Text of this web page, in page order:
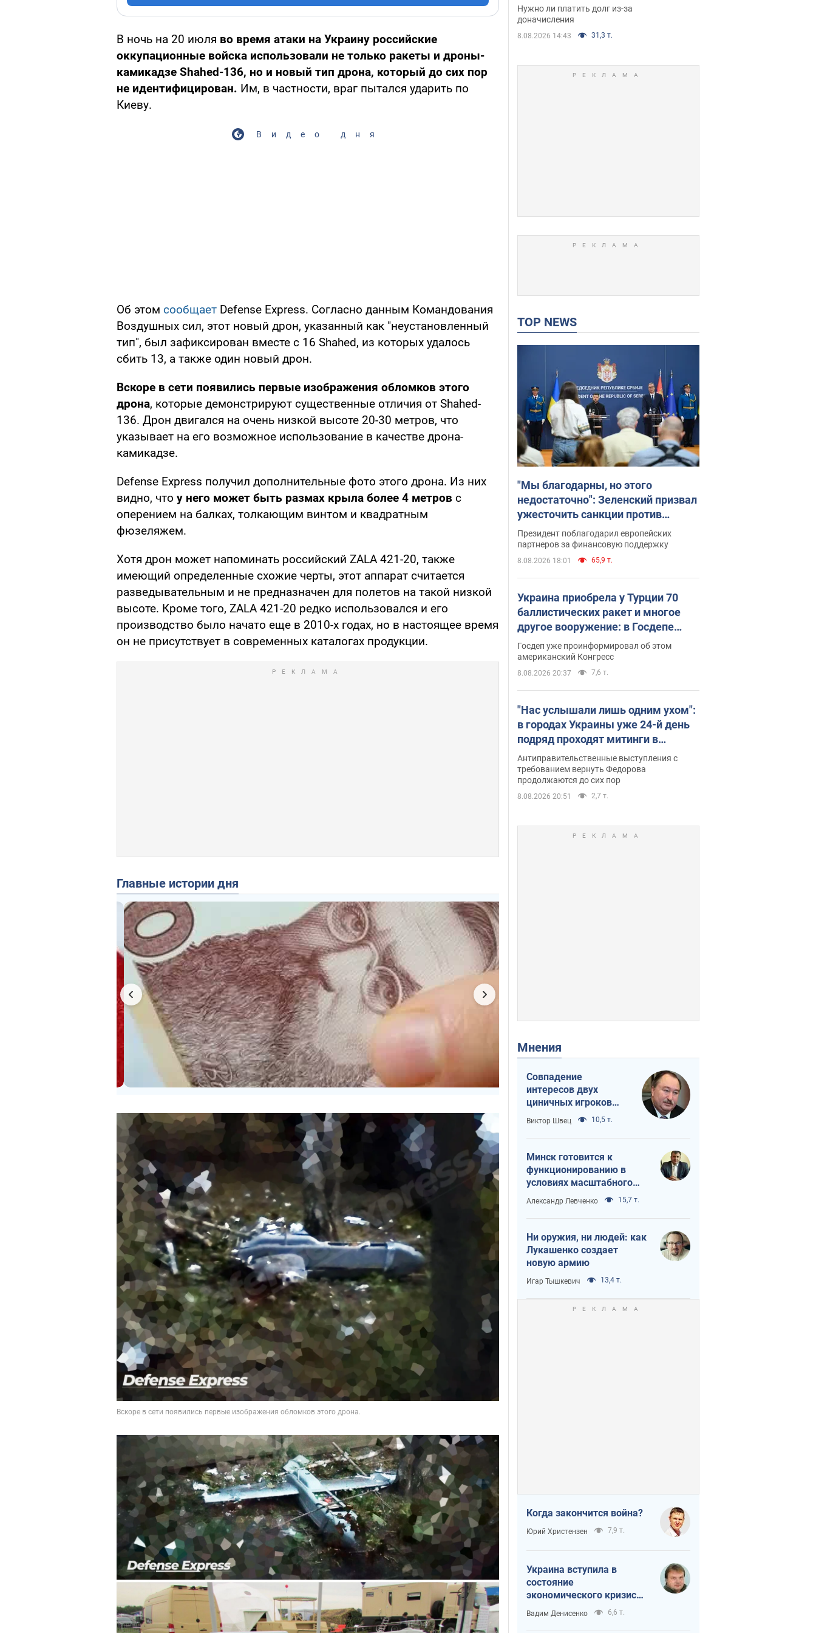
В ночь на 20 июля во время атаки на Украину российские
оккупационные войска использовали не только ракеты и дроны-
камикадзе Shahed-136, но и новый тип дрона, который до сих пор
не идентифицирован. Им, в частности, враг пытался ударить по
Киеву.
Видео дня
Об этом сообщает Defense Express. Согласно данным Командования
Воздушных сил, этот новый дрон, указанный как "неустановленный
тип", был зафиксирован вместе с 16 Shahed, из которых удалось
сбить 13, а также один новый дрон.
Вскоре в сети появились первые изображения обломков этого
дрона, которые демонстрируют существенные отличия от Shahed-
136. Дрон двигался на очень низкой высоте 20-30 метров, что
указывает на его возможное использование в качестве дрона-
камикадзе.
Defense Express получил дополнительные фото этого дрона. Из них
видно, что у него может быть размах крыла более 4 метров с
оперением на балках, толкающим винтом и квадратным
фюзеляжем.
Хотя дрон может напоминать российский ZALA 421-20, также
имеющий определенные схожие черты, этот аппарат считается
разведывательным и не предназначен для полетов на такой низкой
высоте. Кроме того, ZALA 421-20 редко использовался и его
производство было начато еще в 2010-х годах, но в настоящее время
он не присутствует в современных каталогах продукции.
Главные истории дня
судья вынес
неожиданное решение
Нужно ли платить долг из-за
доначисления
8.08.2026 14:43 31,3 т.
TOP NEWS
"Мы благодарны, но этого
недостаточно": Зеленский призвал
ужесточить санкции против
России
Президент поблагодарил европейских
партнеров за финансовую поддержку
8.08.2026 18:01 65,9 т.
Украина приобрела у Турции 70
баллистических ракет и многое
другое вооружение: в Госдепе
США обнародовали список
Госдеп уже проинформировал об этом
американский Конгресс
8.08.2026 20:37 7,6 т.
"Нас услышали лишь одним ухом":
в городах Украины уже 24-й день
подряд проходят митинги в
поддержку Федорова. Фото и
видео
Антиправительственные выступления с
требованием вернуть Федорова
продолжаются до сих пор
8.08.2026 20:51 2,7 т.
Мнения
Совпадение
интересов двух
циничных игроков
или тайный план
Трампа и Путина?
Виктор Швец 10,5 т.
Минск готовится к
функционированию в
условиях масштабного
военного кризиса
Александр Левченко 15,7 т.
Ни оружия, ни людей: как
Лукашенко создает
новую армию
Игар Тышкевич 13,4 т.
Когда закончится война?
Юрий Христензен 7,9 т.
Украина вступила в
состояние
экономического кризиса.
Есть ли свет в конце
туннеля?
Вадим Денисенко 6,6 т.